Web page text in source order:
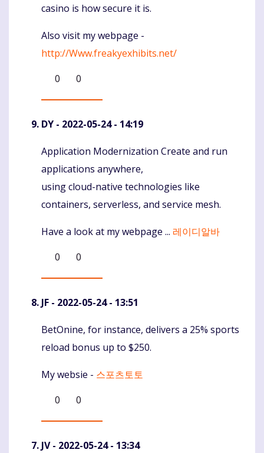
casino is how secure it is.
Also visit my webpage -
http://Www.freakyexhibits.net/
0
0
DY - 2022-05-24 - 14:19
Komentaras
Application Modernization Create and run
applications anywhere,
using cloud-native technologies like
containers, serverless, and service mesh.
Have a look at my webpage ... 레이디알바
0
0
JF - 2022-05-24 - 13:51
Komentaras
BetOnine, for instance, delivers a 25% sports
reload bonus up to $250.
My websie - 스포츠토토
0
0
JV- 2022-05-24 - 13:34